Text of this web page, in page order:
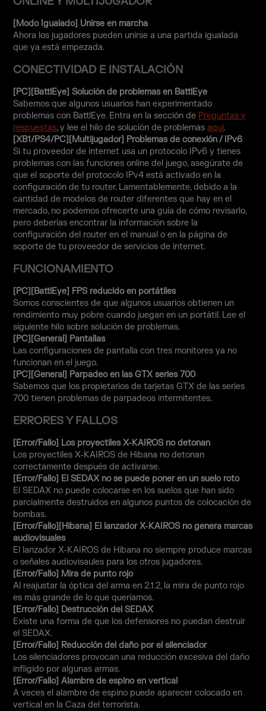
[Modo Igualado] Unirse en marcha
Ahora los jugadores pueden unirse a una partida igualada
que ya está empezada.
CONECTIVIDAD E INSTALACIÓN
[PC][BattlEye] Solución de problemas en BattlEye
Sabemos que algunos usuarios han experimentado
problemas con BattlEye. Entra en la sección de Preguntas y
respuestas, y lee el hilo de solución de problemasaquí.
[XB1/PS4/PC][Multijugador] Problemas de conexión / IPv6
Si tu proveedor de internet usa un protocolo IPv6 y tienes
problemas con las funciones online del juego, asegúrate de
que el soporte del protocolo IPv4 está activado en la
configuración de tu router. Lamentablemente, debido a la
cantidad de modelos de router diferentes que hay en el
mercado, no podemos ofrecerte una guía de cómo revisarlo,
pero deberías encontrar la información sobre la
configuración del router en el manual o en la página de
soporte de tu proveedor de servicios de internet.
FUNCIONAMIENTO
[PC][BattlEye] FPS reducido en portátiles
Somos conscientes de que algunos usuarios obtienen un
rendimiento muy pobre cuando juegan en un portátil. Lee el
siguiente hilo sobre solución de problemas.
[PC][General] Pantallas
Las configuraciones de pantalla con tres monitores ya no
funcionan en el juego.
[PC][General] Parpadeo en las GTX series 700
Sabemos que los propietarios de tarjetas GTX de las series
700 tienen problemas de parpadeos intermitentes.
ERRORES Y FALLOS
[Error/Fallo] Los proyectiles X-KAIROS no detonan
Los proyectiles X-KAIROS de Hibana no detonan
correctamente después de activarse.
[Error/Fallo] El SEDAX no se puede poner en un suelo roto
El SEDAX no puede colocarse en los suelos que han sido
parcialmente destruidos en algunos puntos de colocación de
bombas.
[Error/Fallo][Hibana] El lanzador X-KAIROS no genera marcas
audiovisuales
El lanzador X-KAIROS de Hibana no siempre produce marcas
o señales audiovisaules para los otros jugadores.
[Error/Fallo] Mira de punto rojo
Al reajustar la óptica del arma en 2.1.2, la mira de punto rojo
es más grande de lo que queríamos.
[Error/Fallo] Destrucción del SEDAX
Existe una forma de que los defensores no puedan destruir
el SEDAX.
[Error/Fallo] Reducción del daño por el silenciador
Los silenciadores provocan una reducción excesiva del daño
infligido por algunas armas.
[Error/Fallo] Alambre de espino en vertical
A veces el alambre de espino puede aparecer colocado en
vertical en la Caza del terrorista.